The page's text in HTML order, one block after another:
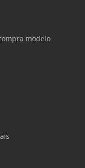
modelo